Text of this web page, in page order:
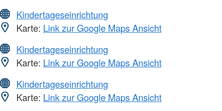
Kindertageseinrichtung
Karte: Link zur Google Maps Ansicht
Kindertageseinrichtung
Karte: Link zur Google Maps Ansicht
Kindertageseinrichtung
Karte: Link zur Google Maps Ansicht